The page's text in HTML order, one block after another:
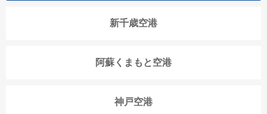
新千歳空港
阿蘇くまもと空港
神戸空港